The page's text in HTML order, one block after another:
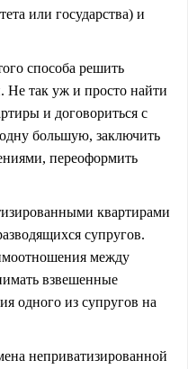
или государства) и
способа решить
Не так уж и просто найти
и договориться с
большую, заключить
переоформить
квартирами
супругов.
между
взвешенные
одного из супругов на
неприватизированной